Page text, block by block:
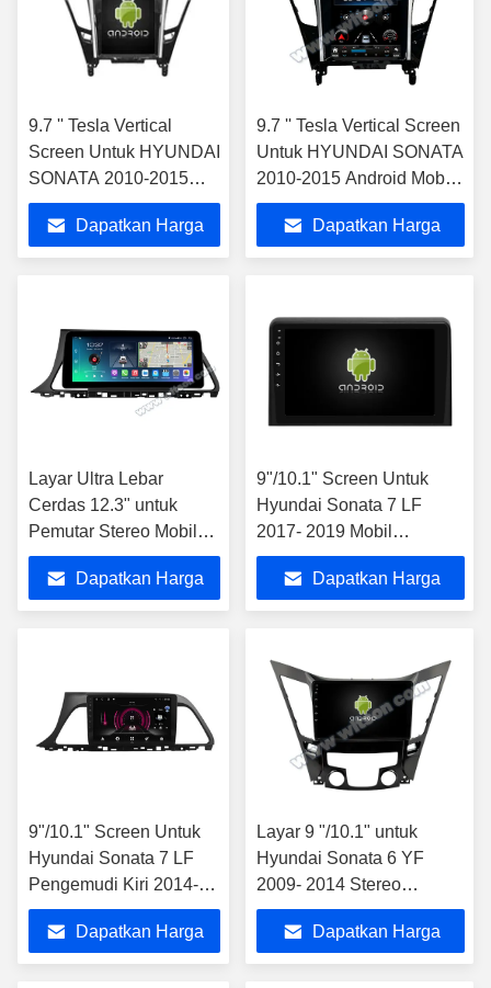
9.7 '' Tesla Vertical
Screen Untuk HYUNDAI
SONATA 2010-2015
Android Mobil
Multimedia Player
Dapatkan Harga
9.7 '' Tesla Vertical Screen
Untuk HYUNDAI SONATA
2010-2015 Android Mobil
Multimedia Player
Dapatkan Harga
Layar Ultra Lebar
Cerdas 12.3" untuk
Pemutar Stereo Mobil
Hyundai Sonata 7 LF
2014- 2017Dapatkan Harga
9"/10.1" Screen Untuk
Hyundai Sonata 7 LF
2017- 2019 Mobil
Multimedia Stereo
Dapatkan Harga
9"/10.1" Screen Untuk
Hyundai Sonata 7 LF
Pengemudi Kiri 2014-
2017 Mobil Multimedia
StereoDapatkan Harga
Layar 9 "/10.1" untuk
Hyundai Sonata 6 YF
2009- 2014 Stereo
Multimedia Mobil
Dapatkan Harga